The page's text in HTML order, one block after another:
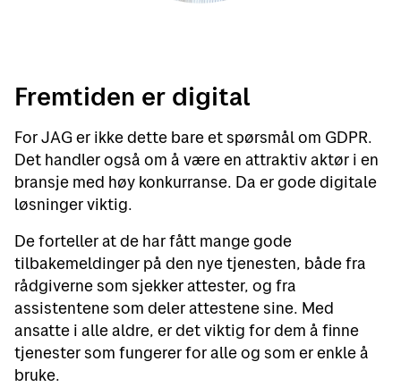
Fremtiden er digital
For JAG er ikke dette bare et spørsmål om GDPR.
Det handler også om å være en attraktiv aktør i en
bransje med høy konkurranse. Da er gode digitale
løsninger viktig.
De forteller at de har fått mange gode
tilbakemeldinger på den nye tjenesten, både fra
rådgiverne som sjekker attester, og fra
assistentene som deler attestene sine. Med
ansatte i alle aldre, er det viktig for dem å finne
tjenester som fungerer for alle og som er enkle å
bruke.